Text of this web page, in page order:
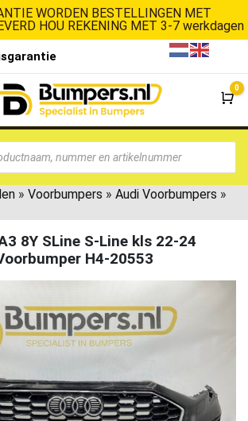
WORDEN BESTELLINGEN MET
HOU REKENING MET 3-7 werkdagen
De
0
» Voorbumpers » Audi Voorbumpers »
8Y SLine S-Line kls 22-24
H4-20553